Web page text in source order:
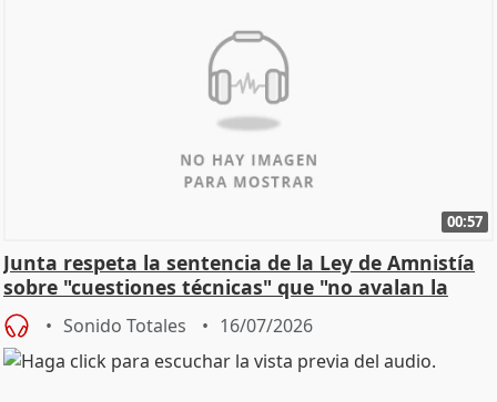
00:57
Junta respeta la sentencia de la Ley de Amnistía
sobre "cuestiones técnicas" que "no avalan la
const
Sonido Totales 16/07/2026